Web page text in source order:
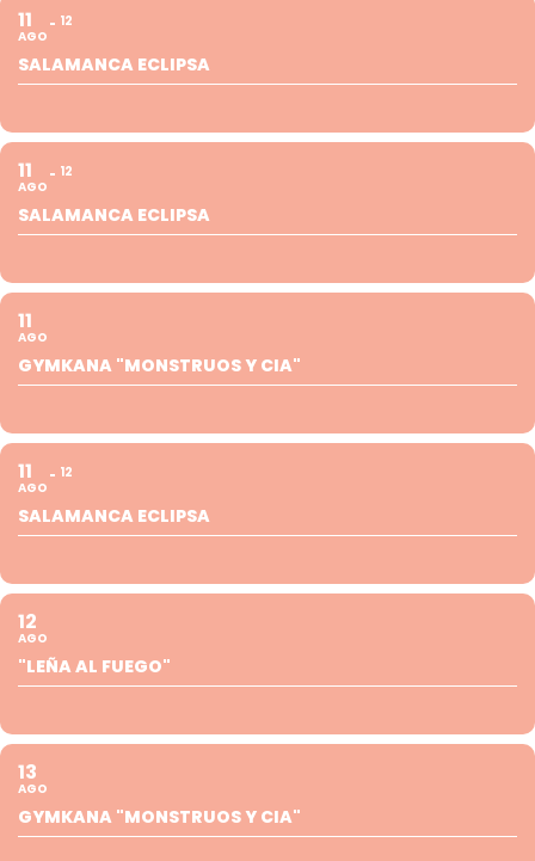
11
AGO
12
SALAMANCA ECLIPSA
11
AGO
12
SALAMANCA ECLIPSA
11
AGO
GYMKANA "MONSTRUOS Y CIA"
11
AGO
12
SALAMANCA ECLIPSA
12
AGO
"LEÑA AL FUEGO"
13
AGO
GYMKANA "MONSTRUOS Y CIA"